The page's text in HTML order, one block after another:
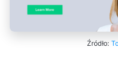
Źródło: